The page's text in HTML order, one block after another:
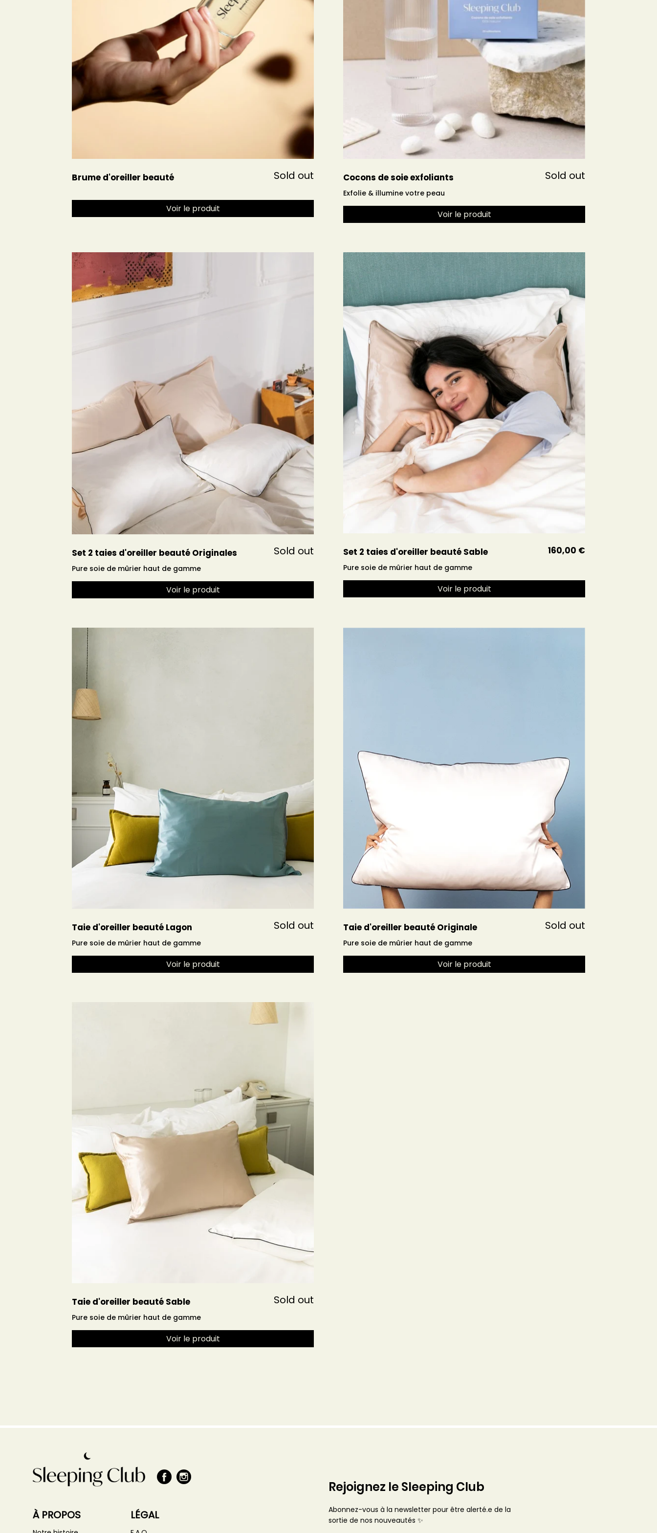
Brume d'oreiller beauté Sold out
Voir le produit
Cocons de soie exfoliants Sold out
Exfolie & illumine votre peau
Voir le produit
Set 2 taies d'oreiller beauté Originales Sold out
Pure soie de mûrier haut de gamme
Voir le produit
Set 2 taies d'oreiller beauté Sable 160,00 €
Pure soie de mûrier haut de gamme
Voir le produit
Taie d'oreiller beauté Lagon Sold out
Pure soie de mûrier haut de gamme
Voir le produit
Taie d'oreiller beauté Originale Sold out
Pure soie de mûrier haut de gamme
Voir le produit
Taie d'oreiller beauté Sable Sold out
Pure soie de mûrier haut de gamme
Voir le produit
À PROPOS LÉGAL
Rejoignez le Sleeping Club
Abonnez-vous à la newsletter pour être alerté.e de la
sortie de nos nouveautés ✨